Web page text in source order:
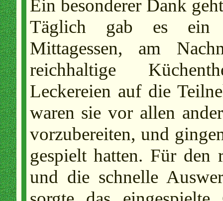
Ein besonderer Dank
Täglich gab es ein
Mittagessen, am
reichhaltige
Leckereien auf die
waren sie vor allen
vorzubereiten, und
gespielt hatten. Für den
und die schnelle